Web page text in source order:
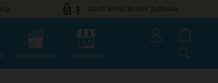
Auch wenn keiner Zuhause
LEBENSMITTEL SONSTIGES